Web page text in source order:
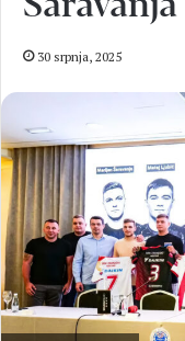
30 srpnja, 2025